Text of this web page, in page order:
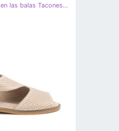
Bombas de mezclilla en las balas Tacones altos azul